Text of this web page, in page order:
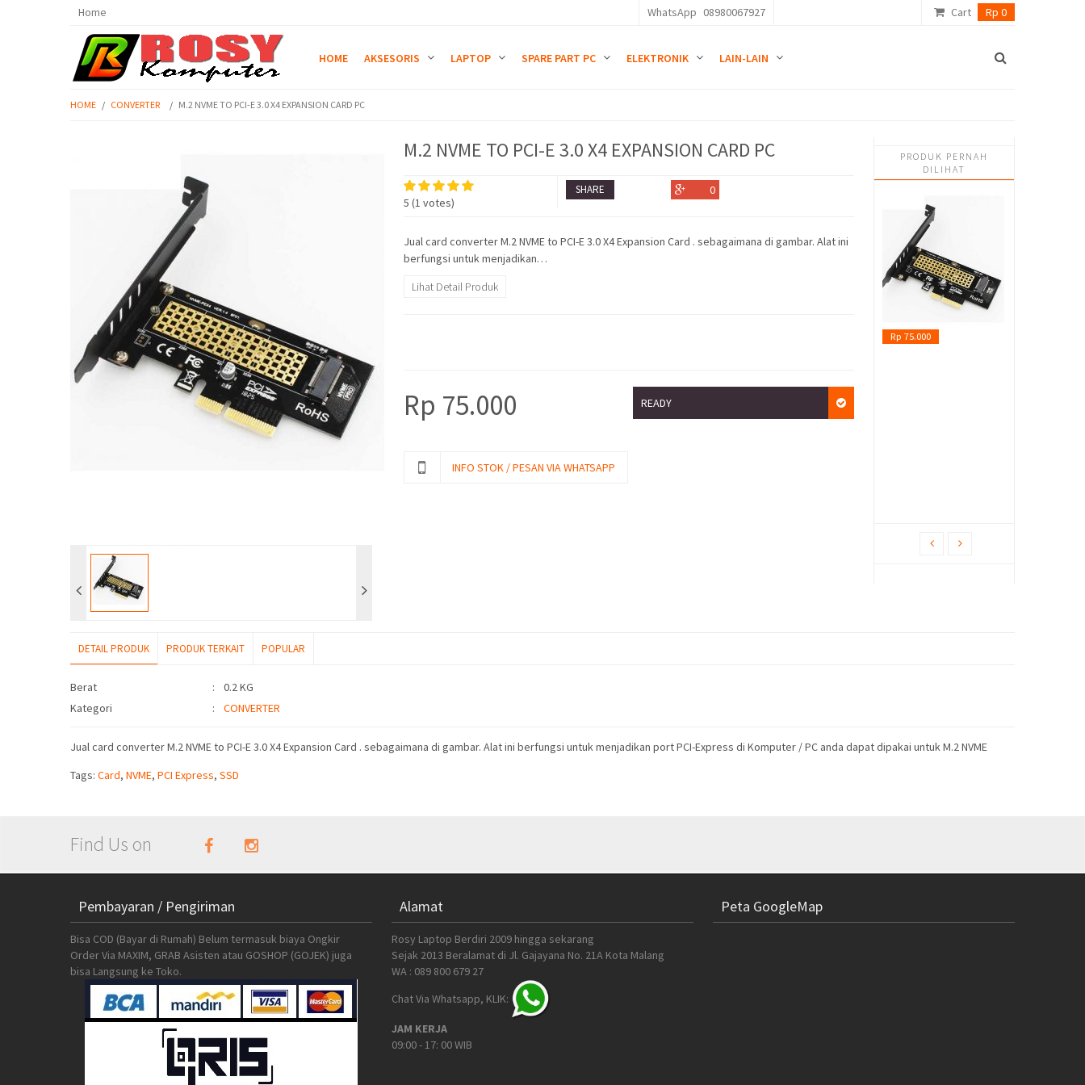
Home WhatsApp 08980067927 Cart Rp 0
HOME AKSESORIS LAPTOP SPARE PART PC ELEKTRONIK LAIN-LAIN
HOME / CONVERTER / M.2 NVME TO PCI-E 3.0 X4 EXPANSION CARD PC
M.2 NVME TO PCI-E 3.0 X4 EXPANSION CARD PC
5 (1 votes)
SHARE 0
Jual card converter M.2 NVME to PCI-E 3.0 X4 Expansion Card . sebagaimana di gambar. Alat ini
berfungsi untuk menjadikan…
Lihat Detail Produk
READY
Rp 75.000
INFO STOK / PESAN VIA WHATSAPP
PRODUK PERNAH
DILIHAT
Rp 75.000
DETAIL PRODUK PRODUK TERKAIT POPULAR
Detail Produk
Berat :
0.2 KG
Kategori
: CONVERTER
Jual card converter M.2 NVME to PCI-E 3.0 X4 Expansion Card . sebagaimana di gambar. Alat ini berfungsi untuk menjadikan port PCI-Express di Komputer / PC anda dapat dipakai untuk M.2 NVME
Tags: Card, NVME, PCI Express, SSD
Find Us on
Pembayaran / Pengiriman
Bisa COD (Bayar di Rumah) Belum termasuk biaya Ongkir
Order Via MAXIM, GRAB Asisten atau GOSHOP (GOJEK) juga
bisa Langsung ke Toko.
Alamat
Rosy Laptop Berdiri 2009 hingga sekarang
Sejak 2013 Beralamat di Jl. Gajayana No. 21A Kota Malang
WA : 089 800 679 27
Chat Via Whatsapp, KLIK:
JAM KERJA
09:00 - 17: 00 WIB
Peta GoogleMap